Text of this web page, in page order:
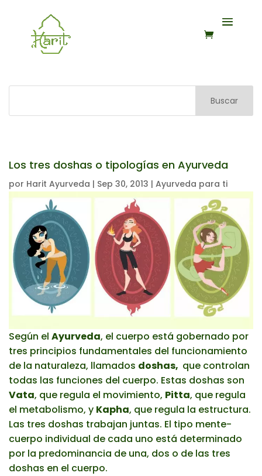
Buscar
Los tres doshas o tipologías en Ayurveda
por Harit Ayurveda | Sep 30, 2013 | Ayurveda para ti
Según el Ayurveda, el cuerpo está gobernado por
tres principios fundamentales del funcionamiento
de la naturaleza, llamados doshas, que controlan
todas las funciones del cuerpo. Estas doshas son
Vata, que regula el movimiento, Pitta, que regula
el metabolismo, y Kapha, que regula la estructura.
Las tres doshas trabajan juntas. El tipo mente-
cuerpo individual de cada uno está determinado
por la predominancia de una, dos o de las tres
doshas en el cuerpo.